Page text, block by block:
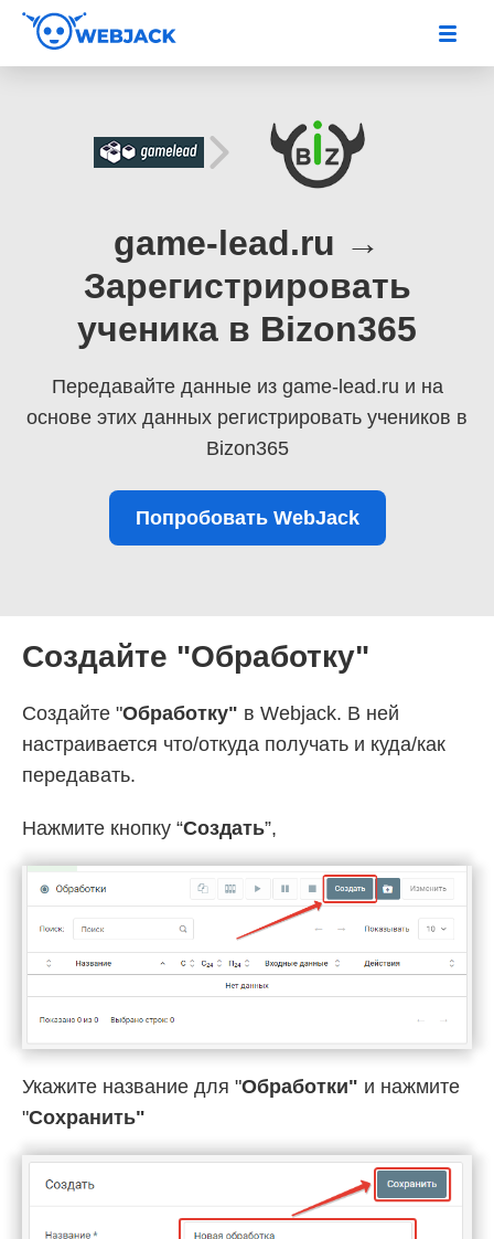
game-lead.ru →
Зарегистрировать
ученика в Bizon365
Передавайте данные из game-lead.ru и на
основе этих данных регистрировать учеников в
Bizon365
Попробовать WebJack
Создайте "Обработку"
Создайте "Обработку" в Webjack. В ней
настраивается что/откуда получать и куда/как
передавать.
Нажмите кнопку “Создать”,
Укажите название для "Обработки" и нажмите
"Cохранить"